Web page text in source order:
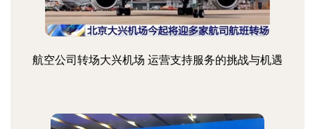
航空公司转场大兴机场 运营支持服务的挑战与机遇